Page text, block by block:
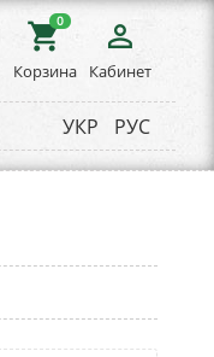
shopping_cart
0
Корзина
person_outline
Кабинет
УКР РУС